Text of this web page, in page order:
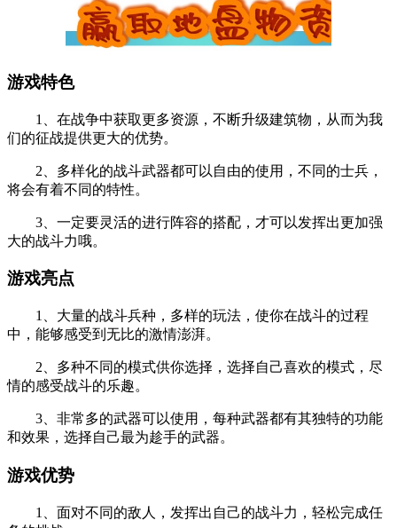
游戏特色
1、在战争中获取更多资源，不断升级建筑物，从而为我
们的征战提供更大的优势。
2、多样化的战斗武器都可以自由的使用，不同的士兵，
将会有着不同的特性。
3、一定要灵活的进行阵容的搭配，才可以发挥出更加强
大的战斗力哦。
游戏亮点
1、大量的战斗兵种，多样的玩法，使你在战斗的过程
中，能够感受到无比的激情澎湃。
2、多种不同的模式供你选择，选择自己喜欢的模式，尽
情的感受战斗的乐趣。
3、非常多的武器可以使用，每种武器都有其独特的功能
和效果，选择自己最为趁手的武器。
游戏优势
1、面对不同的敌人，发挥出自己的战斗力，轻松完成任